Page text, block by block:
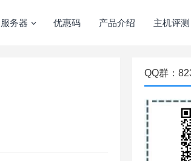
务器 优惠码 产品介绍 主机评测
QQ群：